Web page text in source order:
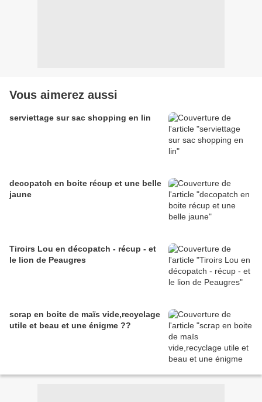
Vous aimerez aussi
serviettage sur sac shopping en lin
decopatch en boite récup et une belle
jaune
Tiroirs Lou en décopatch - récup - et
le lion de Peaugres
scrap en boite de maïs vide,recyclage
utile et beau et une énigme ??